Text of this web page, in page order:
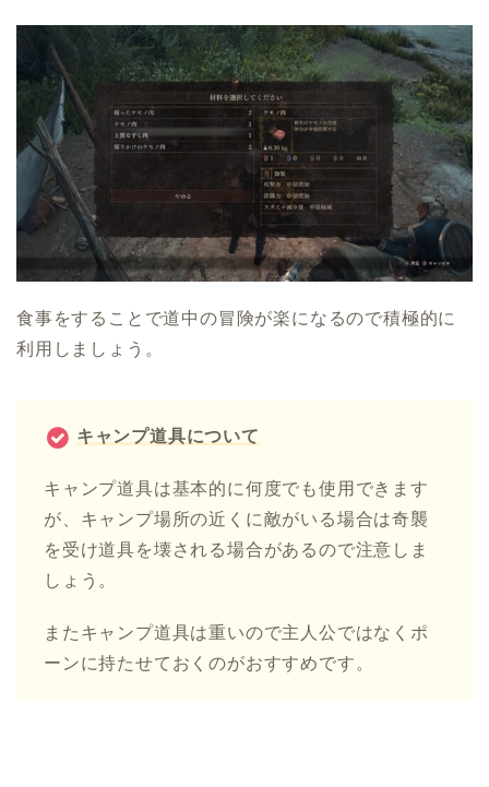
食事をすることで道中の冒険が楽になるので積極的に
利用しましょう。
キャンプ道具について
キャンプ道具は基本的に何度でも使用できます
が、キャンプ場所の近くに敵がいる場合は奇襲
を受け道具を壊される場合があるので注意しま
しょう。
またキャンプ道具は重いので主人公ではなくポ
ーンに持たせておくのがおすすめです。